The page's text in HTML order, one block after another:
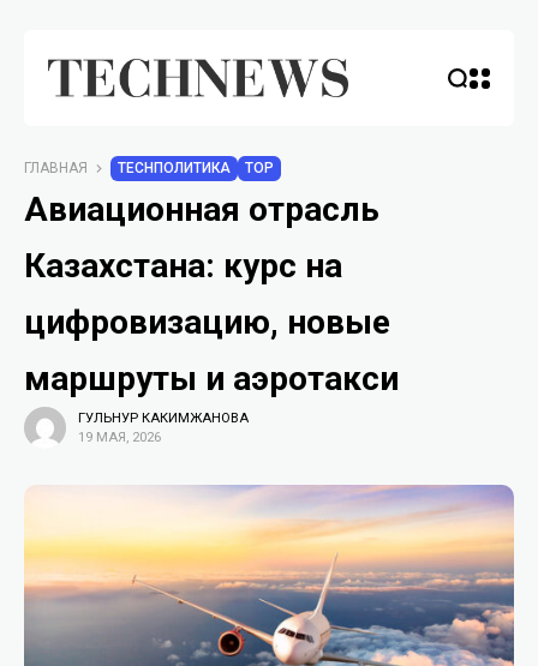
ГЛАВНАЯ TECHПОЛИТИКА TOP
Авиационная отрасль
Казахстана: курс на
цифровизацию, новые
маршруты и аэротакси
ГУЛЬНУР КАКИМЖАНОВА
19 МАЯ, 2026